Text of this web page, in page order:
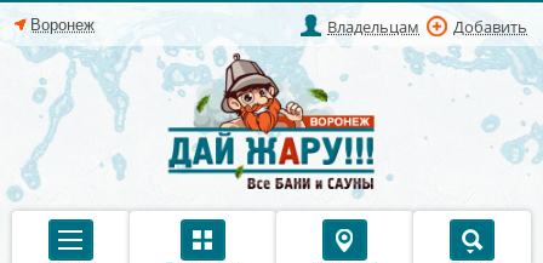
Владельцам Добавить